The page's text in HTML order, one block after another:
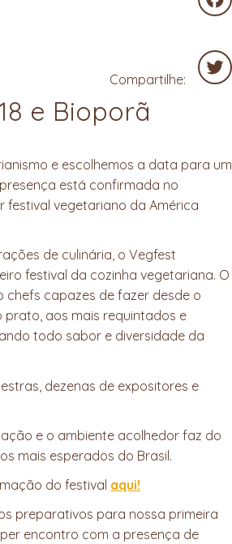
Compartilhe:
e Bioporã
e escolhemos a data para um
está confirmada no
festival vegetariano da América
de culinária, o Vegfest
festival da cozinha vegetariana. O
chefs capazes de fazer desde o
prato, aos mais requintados e
todo sabor e diversidade da
dezenas de expositores e
e o ambiente acolhedor faz do
mais esperados do Brasil.
do festival aqui!
preparativos para nossa primeira
encontro com a presença de